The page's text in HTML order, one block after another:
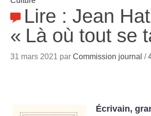
Lire : Jean
« Là où tout se
31 mars 2021 parCommission journal /
Écrivain,